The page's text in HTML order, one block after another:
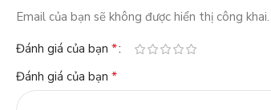
Email của bạn sẽ không được hiển thị công khai.
Đánh giá của bạn *
Đánh giá của bạn *